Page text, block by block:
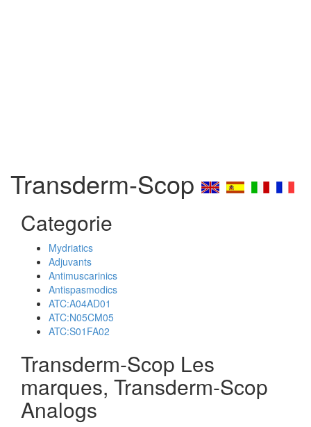
Transderm-Scop
Categorie
Mydriatics
Adjuvants
Antimuscarinics
Antispasmodics
ATC:A04AD01
ATC:N05CM05
ATC:S01FA02
Transderm-Scop Les
marques, Transderm-Scop
Analogs